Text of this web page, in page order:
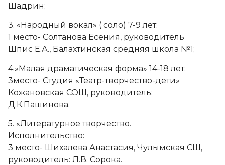
Шадрин;
3. «Народный вокал» ( соло) 7-9 лет:
1 место- Солтанова Есения, руководитель
Шпис Е.А., Балахтинская средняя школа №1;
4.»Малая драматическая форма» 14-18 лет:
3место- Студия «Театр-творчество-дети»
Кожановская СОШ, руководитель:
Д.К.Пашинова.
5. «Литературное творчество.
Исполнительство:
3 место- Шихалева Анастасия, Чулымская СШ,
руководитель: Л.В. Сорока.